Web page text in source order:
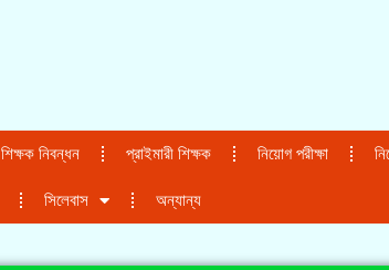
শিক্ষক নিবন্ধন প্রাইমারী শিক্ষক নিয়োগ পরীক্ষা
সিলেবাস অন্যান্য